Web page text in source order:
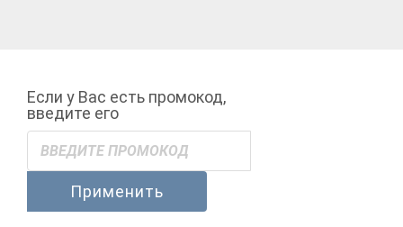
Если у Вас есть промокод,
введите его
Применить